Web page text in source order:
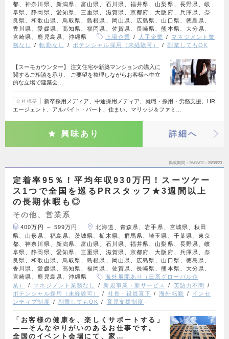
都、神奈川県、新潟県、富山県、石川県、福井県、山梨県、長野県、岐
阜県、静岡県、愛知県、三重県、滋賀県、京都府、大阪府、兵庫県、奈
良県、和歌山県、鳥取県、島根県、岡山県、広島県、山口県、徳島県、
香川県、愛媛県、高知県、福岡県、佐賀県、長崎県、熊本県、大分県、
宮崎県、鹿児島県、沖縄県
上場企業 大手企業
マネジメント業
務なし
転勤なし ポテンシャル採用（未経験可） 副業してもOK
【スーモカウンター】 注文住宅や新築マンションの購入に
関するご相談を承り、 ご要望を整理しながらお客様へ中立
的な立場で建築会…
会社概要
新卒採用メディア、中途採用メディア、就職・採用・労務支援、HR
エージェント、アルバイト・パート、住まい、マリッジ＆ファミ…
興味あり 詳細へ
掲載期間 26/08/02～26/08/23
定着率95％！平均年収930万円！スーツケー
ス1つで全国を巡るPRスタッフ★3週間以上
の長期休暇も◎
その他、営業系
400万円 ～ 599万円
北海道、青森県、岩手県、宮城県、秋田
県、山形県、福島県、茨城県、栃木県、群馬県、埼玉県、千葉県、東京
都、神奈川県、新潟県、富山県、石川県、福井県、山梨県、長野県、岐
阜県、静岡県、愛知県、三重県、滋賀県、京都府、大阪府、兵庫県、奈
良県、和歌山県、鳥取県、島根県、岡山県、広島県、山口県、徳島県、
香川県、愛媛県、高知県、福岡県、佐賀県、長崎県、熊本県、大分県、
宮崎県、鹿児島県、沖縄県
海外展開あり（日系グローバル企
業）
マネジメント業務なし 新規事業・新サービス
英語力不問
ポテンシャル採用（未経験可）
社長・役員直下 海外転勤
インセ
ンティブ制度
副業してもOK 育児支援制度
「お客様の健康を、楽しくサポートする」
——そんなやりがいのあるお仕事です。
全国のイベント会場にて、家…